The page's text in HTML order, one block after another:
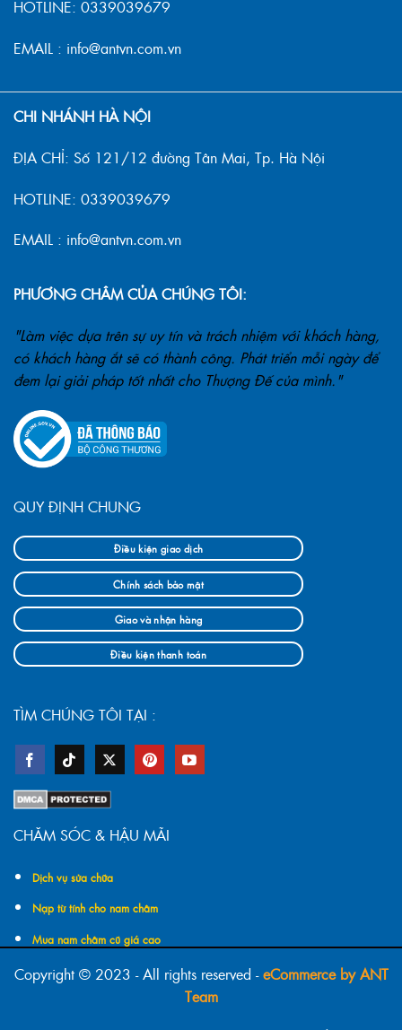
HOTLINE: 0339039679
EMAIL : info@antvn.com.vn
CHI NHÁNH HÀ NỘI
ĐỊA CHỈ: Số 121/12 đường Tân Mai, Tp. Hà Nội
HOTLINE: 0339039679
EMAIL : info@antvn.com.vn
PHƯƠNG CHÂM CỦA CHÚNG TÔI:
"Làm việc dựa trên sự uy tín và trách nhiệm với khách hàng,
có khách hàng ắt sẽ có thành công. Phát triển mỗi ngày để
đem lại giải pháp tốt nhất cho Thượng Đế của mình."
QUY ĐỊNH CHUNG
Điều kiện giao dịch
Chính sách bảo mật
Giao và nhận hàng
Điều kiện thanh toán
TÌM CHÚNG TÔI TẠI :
CHĂM SÓC & HẬU MÃI
Dịch vụ sửa chữa
Nạp từ tính cho nam châm
Mua nam châm cũ giá cao
Copyright © 2023 - All rights reserved -eCommerce by ANT
Team